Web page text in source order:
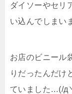
ダイソーやセリ
い込んでしまい
お店のビニール
りだったんだけ
ていました…(/д